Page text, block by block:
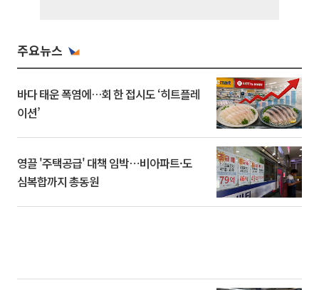
주요뉴스
바다 태운 폭염에…회 한 접시도 ‘히트플레
이션’
영끌 '주택공급' 대책 임박⋯비아파트·도
심복합까지 총동원